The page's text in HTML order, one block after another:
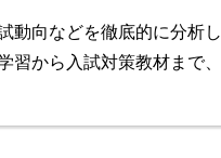
動向などを徹底的に分析し
習から入試対策教材まで、